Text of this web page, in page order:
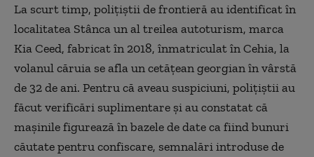
La scurt timp, poliţiştii de frontieră au identificat în
localitatea Stânca un al treilea autoturism, marca
Kia Ceed, fabricat în 2018, înmatriculat în Cehia, la
volanul căruia se afla un cetăţean georgian în vârstă
de 32 de ani. Pentru că aveau suspiciuni, poliţiştii au
făcut verificări suplimentare şi au constatat că
maşinile figurează în bazele de date ca fiind bunuri
căutate pentru confiscare, semnalări introduse de